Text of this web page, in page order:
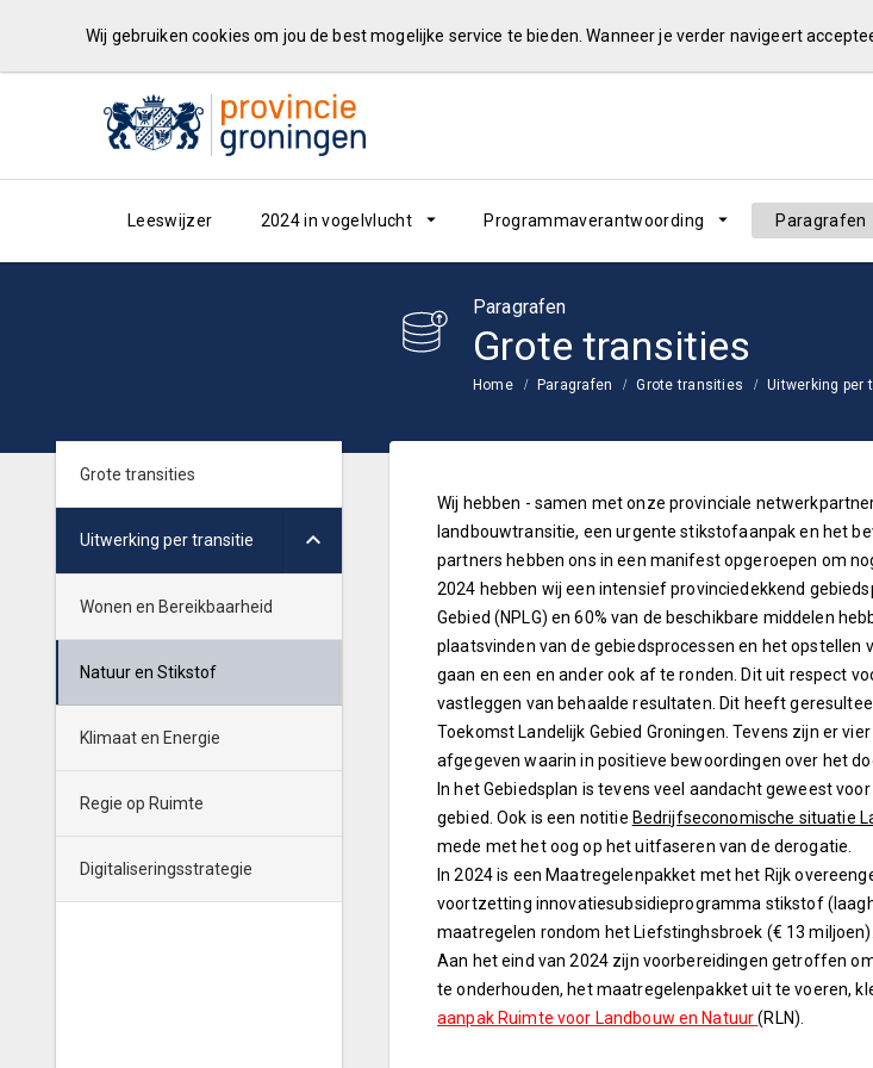
Wij gebruiken cookies om jou de best mogelijke service te bieden. Wanneer je verder navigeert
Leeswijzer 2024 in vogelvlucht Programmaverantwoording Paragrafen
Paragrafen
Grote transities
Home Paragrafen Grote transities Uitwerking per
Grote transities
Uitwerking per transitie
Wonen en Bereikbaarheid
Natuur en Stikstof
Klimaat en Energie
Regie op Ruimte
Digitaliseringsstrategie
Wij hebben - samen met onze provinciale
landbouwtransitie, een urgente stikstofaanpak en het
partners hebben ons in een manifest opgeroepen om
2024 hebben wij een intensief provinciedekkend
Gebied (NPLG) en 60% van de beschikbare middelen
plaatsvinden van de gebiedsprocessen en het opstellen
gaan en een en ander ook af te ronden. Dit uit respect
vastleggen van behaalde resultaten. Dit heeft
Toekomst Landelijk Gebied Groningen. Tevens zijn er
afgegeven waarin in positieve bewoordingen over het
In het Gebiedsplan is tevens veel aandacht geweest
gebied. Ook is een notitie Bedrijfseconomische situatie
mede met het oog op het uitfaseren van de derogatie.
In 2024 is een Maatregelenpakket met het Rijk
voortzetting innovatiesubsidieprogramma stikstof
maatregelen rondom het Liefstinghsbroek (€ 13 miljoen).
Aan het eind van 2024 zijn voorbereidingen getroffen
te onderhouden, het maatregelenpakket uit te voeren,
aanpak Ruimte voor Landbouw en Natuur (RLN).